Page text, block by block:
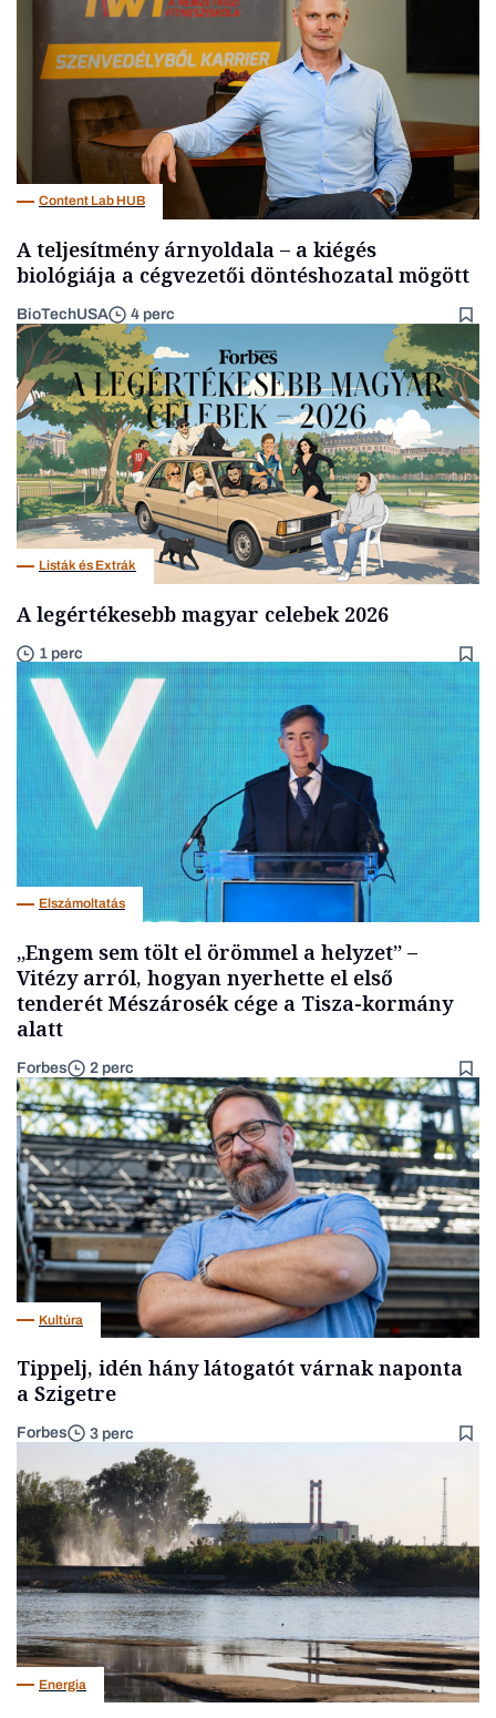
Content Lab HUB
A teljesítmény árnyoldala – a kiégés
biológiája a cégvezetői döntéshozatal mögött
BioTechUSA 4 perc
Listák és Extrák
A legértékesebb magyar celebek 2026
1 perc
Elszámoltatás
„Engem sem tölt el örömmel a helyzet” –
Vitézy arról, hogyan nyerhette el első
tenderét Mészárosék cége a Tisza-kormány
alatt
Forbes 2 perc
Kultúra
Tippelj, idén hány látogatót várnak naponta
a Szigetre
Forbes 3 perc
Energia